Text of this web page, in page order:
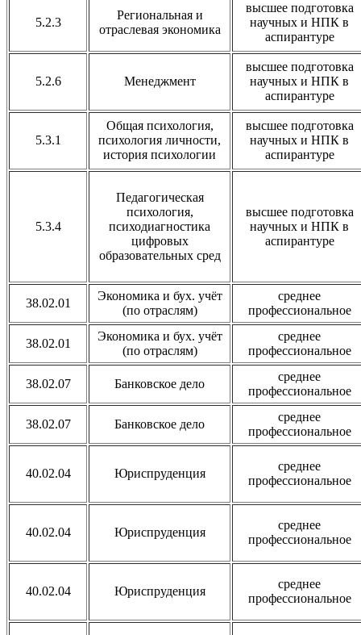
5.2.3
Региональная и
отраслевая экономика
высшее подготовка
научных и НПК в
аспирантуре
5.2.6 Менеджмент
высшее подготовка
научных и НПК в
аспирантуре
5.3.1
Общая психология,
психология личности,
история психологии
высшее подготовка
научных и НПК в
аспирантуре
5.3.4
Педагогическая
психология,
психодиагностика
цифровых
образовательных сред
высшее подготовка
научных и НПК в
аспирантуре
38.02.01
Экономика и бух. учёт
(по отраслям)
среднее
профессиональное
38.02.01
Экономика и бух. учёт
(по отраслям)
среднее
профессиональное
38.02.07 Банковское дело
среднее
профессиональное
38.02.07 Банковское дело
среднее
профессиональное
40.02.04 Юриспруденция
среднее
профессиональное
40.02.04 Юриспруденция
среднее
профессиональное
40.02.04 Юриспруденция
среднее
профессиональное